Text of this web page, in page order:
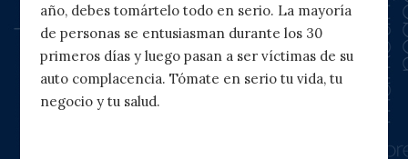
año, debes tomártelo todo en serio. La mayoría
de personas se entusiasman durante los 30
primeros días y luego pasan a ser víctimas de su
auto complacencia. Tómate en serio tu vida, tu
negocio y tu salud.